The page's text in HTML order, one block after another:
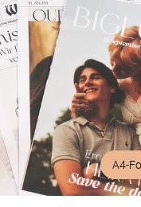
A4-